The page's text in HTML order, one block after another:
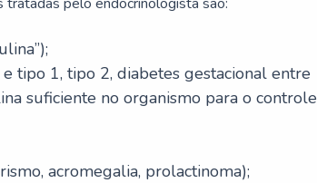
tipo 1, tipo 2, diabetes gestacional entre
suficiente no organismo para o controle
acromegalia, prolactinoma);